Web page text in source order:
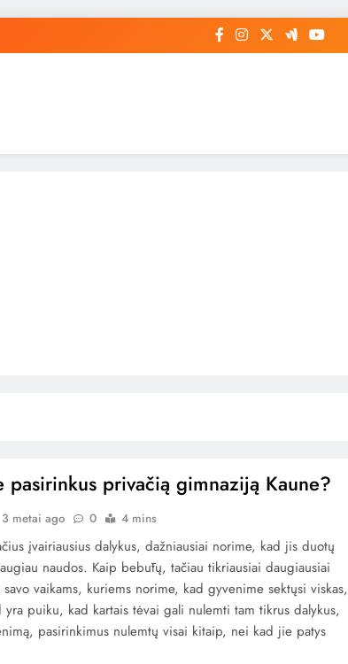
pasirinkus privačią gimnaziją Kaune?
3 metai ago 0 4 mins
įvairiausius dalykus, dažniausiai norime, kad jis duotų
naudos. Kaip bebūtų, tačiau tikriausiai daugiausiai
vaikams, kuriems norime, kad gyvenime sektųsi viskas,
yra puiku, kad kartais tėvai gali nulemti tam tikrus dalykus,
pasirinkimus nulemtų visai kitaip, nei kad jie patys